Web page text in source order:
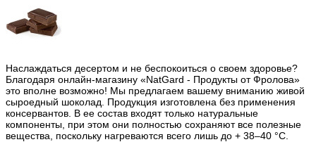
Наслаждаться десертом и не беспокоиться о своем здоровье?
Благодаря онлайн-магазину «NatGard - Продукты от Фролова»
это вполне возможно! Мы предлагаем вашему вниманию живой
сыроедный шоколад. Продукция изготовлена без применения
консервантов. В ее состав входят только натуральные
компоненты, при этом они полностью сохраняют все полезные
вещества, поскольку нагреваются всего лишь до + 38–40 °С.